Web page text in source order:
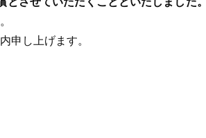
申し上げます。